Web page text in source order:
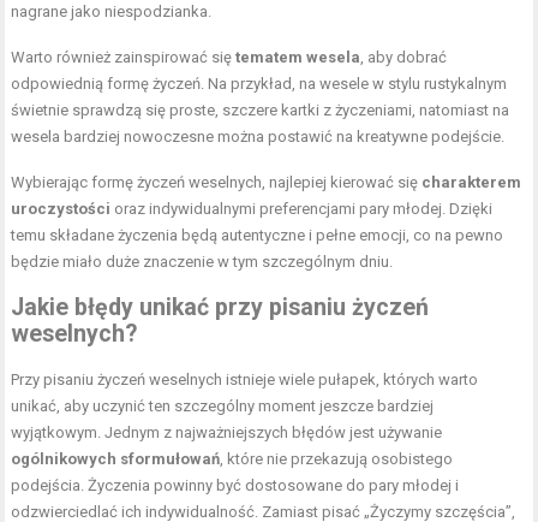
nagrane jako niespodzianka.
Warto również zainspirować siętematem wesela , aby dobrać
odpowiednią formę życzeń. Na przykład, na wesele w stylu rustykalnym
świetnie sprawdzą się proste, szczere kartki z życzeniami, natomiast na
wesela bardziej nowoczesne można postawić na kreatywne podejście.
Wybierając formę życzeń weselnych, najlepiej kierować się charakterem
uroczystości oraz indywidualnymi preferencjami pary młodej. Dzięki
temu składane życzenia będą autentyczne i pełne emocji, co na pewno
będzie miało duże znaczenie w tym szczególnym dniu.
Jakie błędy unikać przy pisaniu życzeń
weselnych?
Przy pisaniu życzeń weselnych istnieje wiele pułapek, których warto
unikać, aby uczynić ten szczególny moment jeszcze bardziej
wyjątkowym. Jednym z najważniejszych błędów jest używanie
ogólnikowych sformułowań , które nie przekazują osobistego
podejścia. Życzenia powinny być dostosowane do pary młodej i
odzwierciedlać ich indywidualność. Zamiast pisać „Życzymy szczęścia”,